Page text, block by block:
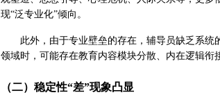
现“泛专业化”倾向。
此外，由于专业壁垒的存在，辅导员缺乏系
领域时，可能存在教育内容模块分散、内在逻辑衔
（二）稳定性“差”现象凸显